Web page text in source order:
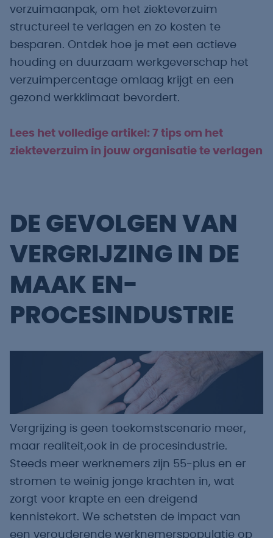
verzuimaanpak, om het ziekteverzuim
structureel te verlagen en zo kosten te
besparen. Ontdek hoe je met een actieve
houding en duurzaam werkgeverschap het
verzuimpercentage omlaag krijgt en een
gezond werkklimaat bevordert.
Lees het volledige artikel: 7 tips om het
ziekteverzuim in jouw organisatie te verlagen
DE GEVOLGEN VAN
VERGRIJZING IN DE
MAAK EN-
PROCESINDUSTRIE
Vergrijzing is geen toekomstscenario meer,
maar realiteit,ook in de procesindustrie.
Steeds meer werknemers zijn 55-plus en er
stromen te weinig jonge krachten in, wat
zorgt voor krapte en een dreigend
kennistekort. We schetsten de impact van
een verouderende werknemerspopulatie op